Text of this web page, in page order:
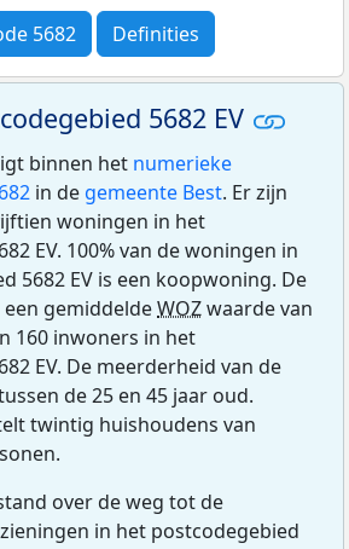
5682 Definities
5682 EV
binnen het numerieke
in de gemeente Best. Er zijn
woningen in het
EV. 100% van de woningen in
5682 EV is een koopwoning. De
gemiddeldeWOZwaarde van
160 inwoners in het
EV. De meerderheid van de
de 25 en 45 jaar oud.
twintig huishoudens van
over de weg tot de
in het postcodegebied